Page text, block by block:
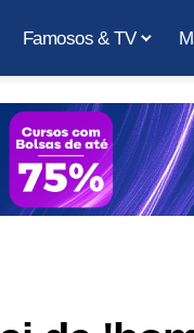
Famosos & TV